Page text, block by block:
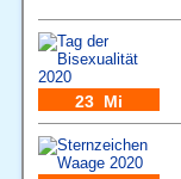
23 Mi